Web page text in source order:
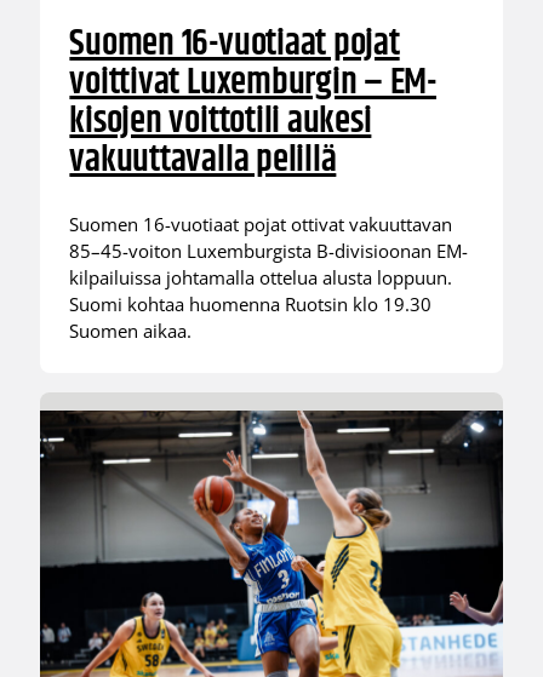
Suomen 16-vuotiaat pojat
voittivat Luxemburgin – EM-
kisojen voittotili aukesi
vakuuttavalla pelillä
Suomen 16-vuotiaat pojat ottivat vakuuttavan
85–45-voiton Luxemburgista B-divisioonan EM-
kilpailuissa johtamalla ottelua alusta loppuun.
Suomi kohtaa huomenna Ruotsin klo 19.30
Suomen aikaa.